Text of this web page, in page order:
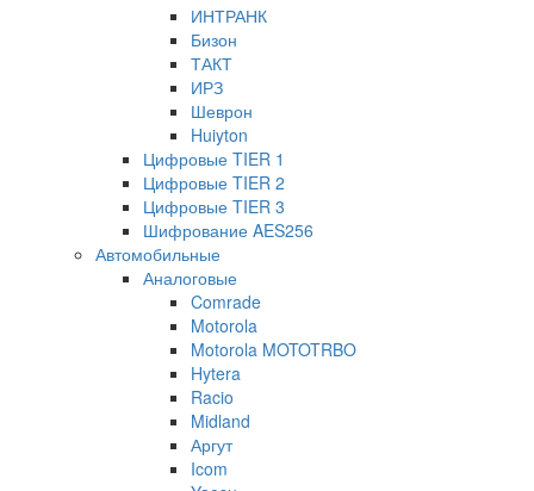
ИНТРАНК
Бизон
ТАКТ
ИРЗ
Шеврон
Huiyton
Цифровые TIER 1
Цифровые TIER 2
Цифровые TIER 3
Шифрование AES256
Автомобильные
Аналоговые
Comrade
Motorola
Motorola MOTOTRBO
Hytera
Racio
Midland
Аргут
Icom